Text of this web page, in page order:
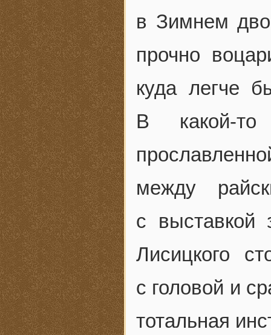
в Зимнем
прочно
куда легче
В какой-
между
с выставкой
Лисицкого
с головой и
тотальная